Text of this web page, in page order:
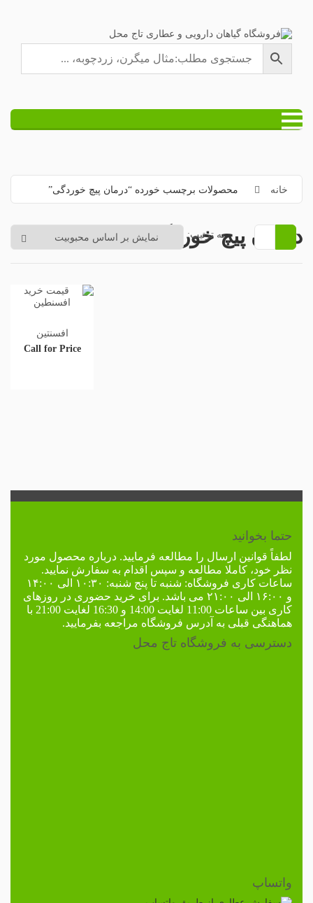
خانه محصولات برچسب خورده “درمان پیچ خوردگی”
درمان پیچ خوردگی
به ترتیب:
افسنتین
Call for Price
حتما بخوانید
لطفاً قوانین ارسال را مطالعه فرمایید. درباره محصول مورد
نظر خود، کاملا مطالعه و سپس اقدام به سفارش نمایید.
ساعات کاری فروشگاه:
شنبه تا پنج شنبه: ۱۰:۳۰ الی ۱۴:۰۰
و ۱۶:۰۰ الی ۲۱:۰۰ می باشد. برای خرید حضوری در
روزهای
کاری
بین ساعات 11:00 لغایت 14:00 و 16:30 لغایت 21:00 با
هماهنگی قبلی به آدرس فروشگاه مراجعه بفرمایید.
دسترسی به فروشگاه تاج محل
واتساپ